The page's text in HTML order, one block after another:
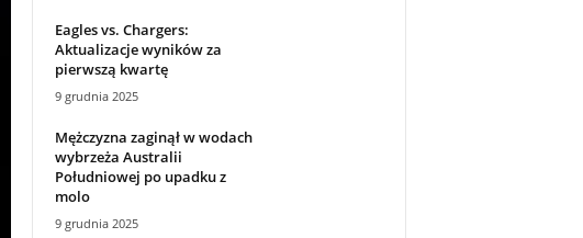
Eagles vs. Chargers:
Aktualizacje wyników za
pierwszą kwartę
9 grudnia 2025
Mężczyzna zaginął w wodach
wybrzeża Australii
Południowej po upadku z
molo
9 grudnia 2025